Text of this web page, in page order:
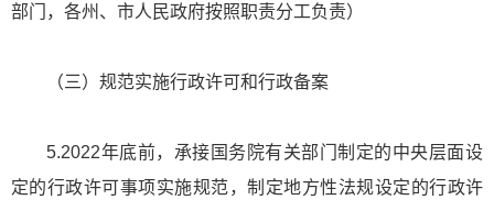
部门，各州、市人民政府按照职责分工负责）
（三）规范实施行政许可和行政备案
5.2022年底前，承接国务院有关部门制定的中央层面设
定的行政许可事项实施规范，制定地方性法规设定的行政许